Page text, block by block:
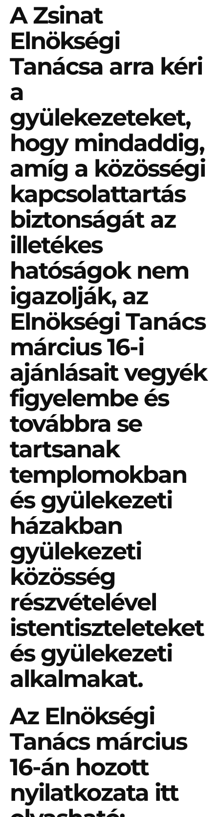
A Zsinat
Elnökségi
Tanácsa arra kéri
a
gyülekezeteket,
hogy mindaddig,
amíg a közösségi
kapcsolattartás
biztonságát az
illetékes
hatóságok nem
igazolják, az
Elnökségi Tanács
március 16-i
ajánlásait vegyék
figyelembe és
továbbra se
tartsanak
templomokban
és gyülekezeti
házakban
gyülekezeti
közösség
részvételével
istentiszteleteket
és gyülekezeti
alkalmakat.
Az Elnökségi
Tanács március
16-án hozott
nyilatkozata itt